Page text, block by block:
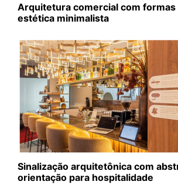
Arquitetura comercial com formas
estética minimalista
Sinalização arquitetônica com
orientação para hospitalidade